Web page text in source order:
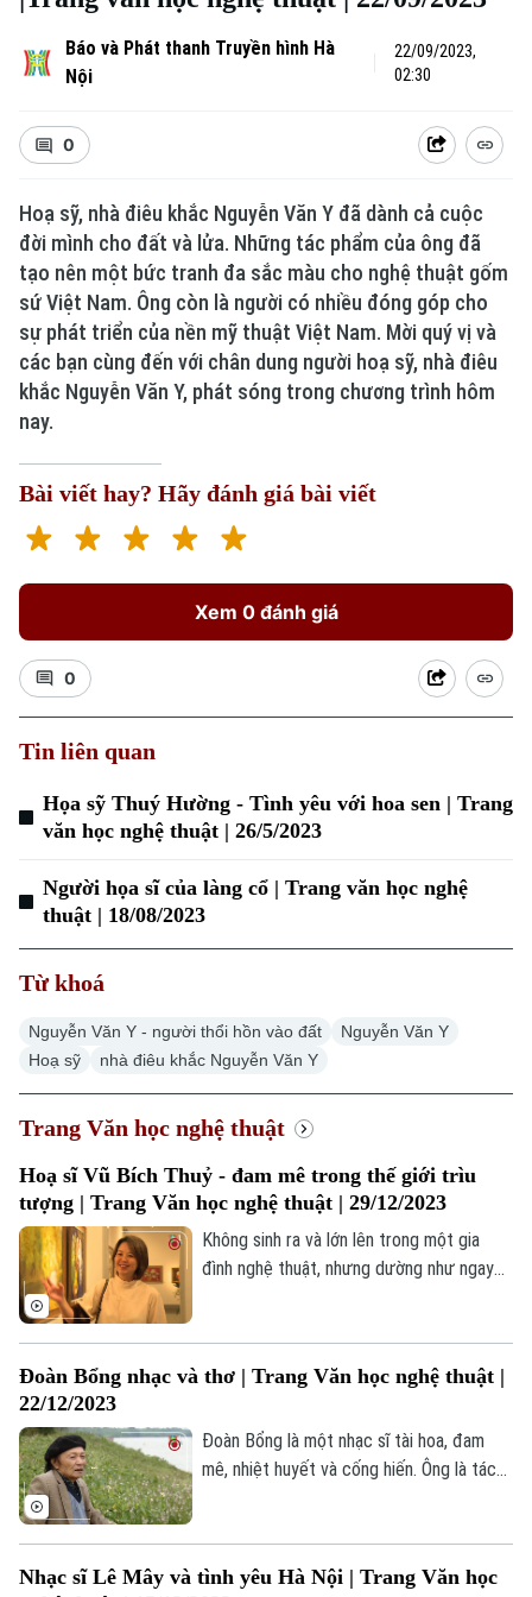
Xu hướng
Thời sự
Chính trị
Xã hội
An ninh trật tự
Hà Nội
Nhịp sống Hà Nội
Người Hà Nội
Khoảnh khắc Hà Nội
Ẩm thực
Thế giới
Tin tức
Quân sự
Người Việt 4 phương
Kinh tế
Tin tức
Cafe sáng
Tài chính Ngân hàng
Doanh nghiệp
Nhà đất
Tin tức
Đầu tư
Căn hộ
Tàu và Xe
Ô tô
Tàu
Xe máy
Giáo dục
Tin tức
Tuyển sinh
Văn hóa
Tin tức
Báo và Phát thanh Truyền hình Hà
Nội
22/09/2023,
02:30
0
Hoạ sỹ, nhà điêu khắc Nguyễn Văn Y đã dành cả cuộc
đời mình cho đất và lửa. Những tác phẩm của ông đã
tạo nên một bức tranh đa sắc màu cho nghệ thuật gốm
sứ Việt Nam. Ông còn là người có nhiều đóng góp cho
sự phát triển của nền mỹ thuật Việt Nam. Mời quý vị và
các bạn cùng đến với chân dung người hoạ sỹ, nhà điêu
khắc Nguyễn Văn Y, phát sóng trong chương trình hôm
nay.
Bài viết hay? Hãy đánh giá bài viết
Xem 0 đánh giá
0
Tin liên quan
Họa sỹ Thuý Hường - Tình yêu với hoa sen | Trang
văn học nghệ thuật | 26/5/2023
Người họa sĩ của làng cổ | Trang văn học nghệ
thuật | 18/08/2023
Từ khoá
Nguyễn Văn Y - người thổi hồn vào đất
Nguyễn Văn Y
Hoạ sỹ
nhà điêu khắc Nguyễn Văn Y
Trang Văn học nghệ thuật
Hoạ sĩ Vũ Bích Thuỷ - đam mê trong thế giới trìu
tượng | Trang Văn học nghệ thuật | 29/12/2023
Không sinh ra và lớn lên trong một gia
đình nghệ thuật, nhưng dường như ngay
không hay. Vũ Bích Thủy đến với hội họa
đang và sẽ là người bạn luôn đồng hành
với chị trên mọi nẻo đường của cuộc
Đoàn Bổng nhạc và thơ | Trang Văn học nghệ thuật |
22/12/2023
Đoàn Bổng là một nhạc sĩ tài hoa, đam
mê, nhiệt huyết và cống hiến. Ông là tác
khúc hay về Bác Hồ, về tình yêu quê
Nhạc sĩ Lê Mây và tình yêu Hà Nội | Trang Văn học